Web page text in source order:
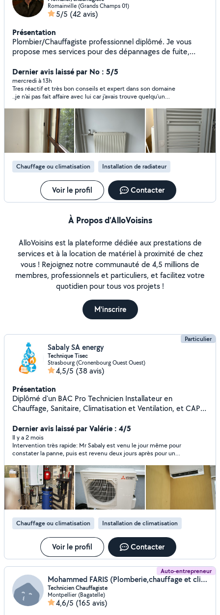
Romainville (Grands Champs 01)
5/5 (42 avis)
Présentation
Plombier/Chauffagiste professionnel diplômé. Je vous
propose mes services pour des dépannages de fuite,
installations comme des ballons, chaudière, lavabo,
Dernier avis laissé par No : 5/5
mercredi à 13h
Tres réactif et très bon conseils et expert dans son domaine
..je n’ai pas fait affaire avec lui car j’avais trouve quelqu’un
Chauffage ou climatisation Installation de radiateur
Voir le profil Contacter
À Propos d’AlloVoisins
AlloVoisins est la plateforme dédiée aux prestations de
services et à la location de matériel à proximité de chez
vous ! Rejoignez notre communauté de 4,5 millions de
membres, professionnels et particuliers, et facilitez votre
quotidien pour tous vos projets !
M'inscrire
Particulier
Sabaly SA energy
Technique Tisec
Strasbourg (Cronenbourg Ouest Ouest)
4,5/5 (38 avis)
Présentation
Diplômé d'un BAC Pro Technicien Installateur en
Chauffage, Sanitaire, Climatisation et Ventilation, et CAP
domaine. Reconnu pour mon sérieux, ma rigueur et mon
travail honnête , je m'engage à fournir des prestations de
qualité, en respectant les normes et les délais. Ma
polyvalence et mon expertise me permettent de
m'adapter à divers projets, tout en garantissant un travail
soigné et professionnel.
Dernier avis laissé par Valérie : 4/5
Il y a 2 mois
Intervention très rapide: Mr Sabaly est venu le jour même pour
constater la panne, puis est revenu deux jours après pour un
climatisation ancienne, mais on a clairement gagné en
performance après son passage. Mr Sabaly est fiable,
sympathique, à l’écoute et professionnel. Nous referons appel à
lui si besoin !
Chauffage ou climatisation Installation de climatisation
Voir le profil Contacter
Auto-entrepreneur
Mohammed FARIS (Plomberie,chauffage et climatisation)
Technicien Chauffagiste
Montpellier (Bagatelle)
4,6/5 (165 avis)